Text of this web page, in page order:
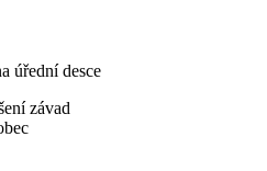
úřední desce
závad